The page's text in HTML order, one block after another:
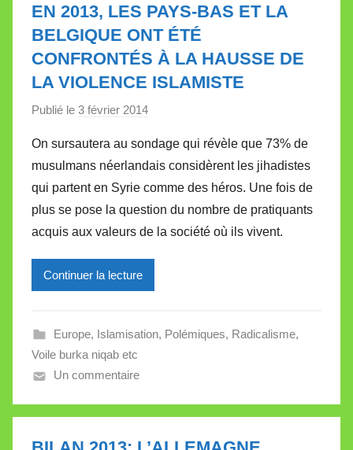
e
EN 2013, LES PAYS-BAS ET LA
BELGIQUE ONT ÉTÉ
CONFRONTÉS À LA HAUSSE DE
LA VIOLENCE ISLAMISTE
Publié le 3 février 2014
r
M
i
r
e
l
V
e
On sursautera au sondage qui révèle que 73% de
musulmans néerlandais considèrent les jihadistes
qui partent en Syrie comme des héros. Une fois de
plus se pose la question du nombre de pratiquants
acquis aux valeurs de la société où ils vivent.
Continuer la lecture
Europe, Islamisation, Polémiques, Radicalisme,
Voile burka niqab etc
Un commentaire